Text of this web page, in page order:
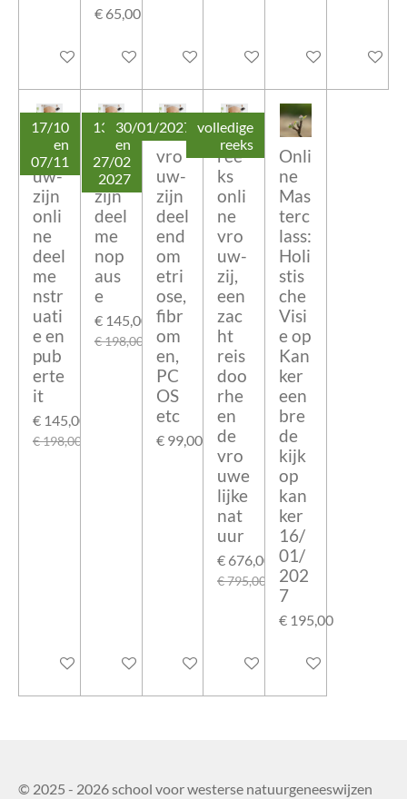
In winkelwagen
€ 65,00
In winkelwagenIn winkelwagenIn winkelwagenIn winkelwagen
In
17/10
en
07/11
Vro
uw-
zijn
onli
ne
deel
me
nstr
uati
e en
pub
erte
it
€ 145,00
€ 198,00
In winkelwagen
13/02
en
27/02
2027
vro
uw-
zijn
deel
me
nop
aus
e
€ 145,00
€ 198,00
In winkelwagen
30/01/2027
vro
uw-
zijn
deel
end
om
etri
ose,
fibr
om
en,
PC
OS
etc
€ 99,00
In winkelwagen
volledige
reeks
ree
ks
onli
ne
vro
uw-
zij,
een
zac
ht
reis
doo
rhe
en
de
vro
uwe
lijke
nat
uur
€ 676,00
€ 795,00
In winkelwagen
Onli
ne
Mas
terc
lass:
Holi
stis
che
Visi
e op
Kan
ker
een
bre
de
kijk
op
kan
ker
16/
01/
202
7
€ 195,00
In winkelwagen
© 2025 - 2026 school voor westerse natuurgeneeswijzen